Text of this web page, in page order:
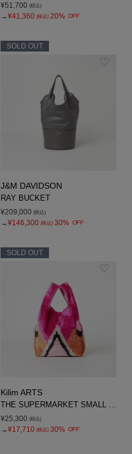
¥51,700 (税込)
→¥41,360 (税込) 20% OFF
SOLD OUT
J&M DAVIDSON
RAY BUCKET
¥209,000 (税込)
→¥146,300 (税込) 30% OFF
SOLD OUT
Kilim ARTS
¥25,300 (税込)
→¥17,710 (税込) 30% OFF